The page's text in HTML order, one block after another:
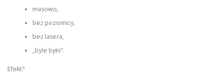
masowo,
bez poziomicy,
bez lasera,
„byle było”.
Efekt?